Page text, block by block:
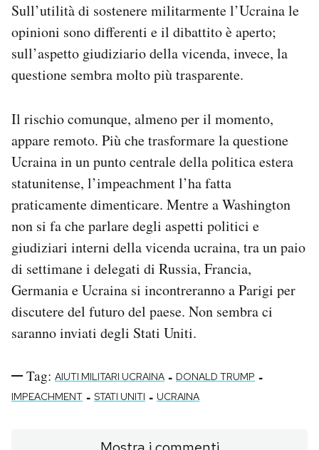
Sull’utilità di sostenere militarmente l’Ucraina le
opinioni sono differenti e il dibattito è aperto;
sull’aspetto giudiziario della vicenda, invece, la
questione sembra molto più trasparente.
Il rischio comunque, almeno per il momento,
appare remoto. Più che trasformare la questione
Ucraina in un punto centrale della politica estera
statunitense, l’impeachment l’ha fatta
praticamente dimenticare. Mentre a Washington
non si fa che parlare degli aspetti politici e
giudiziari interni della vicenda ucraina, tra un paio
di settimane i delegati di Russia, Francia,
Germania e Ucraina si incontreranno a Parigi per
discutere del futuro del paese. Non sembra ci
saranno inviati degli Stati Uniti.
Tag: AIUTI MILITARI UCRAINA - DONALD TRUMP -
IMPEACHMENT - STATI UNITI - UCRAINA